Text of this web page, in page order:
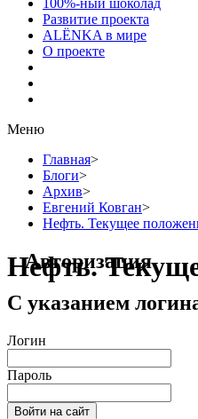
100%-ный шоколад
Развитие проекта
ALЁNKA в мире
О проекте
Меню
Главная>
Блоги>
Архив>
Евгений Ковган>
Нефть. Текущее
Нефть.
Авторизация
С указанием
Логин
Пароль